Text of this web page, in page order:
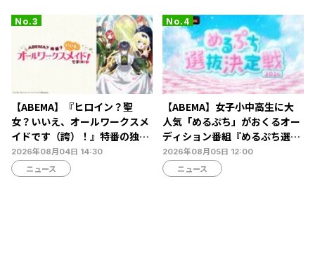
【ABEMA】『ヒロイン？聖
女？いいえ、オールワークスメ
イドです（誇）！』特番の独占
無料生放送決定…宮本侑芽、大
久保瑠美、小野友樹らが出演
2026年08月04日 14:30
ニュース
【ABEMA】女子小中高生に大
人気「めるぷち」がおくるオー
ディション番組『めるぷち選抜
決定戦2026』の生配信が決定
2026年08月05日 12:00
ニュース